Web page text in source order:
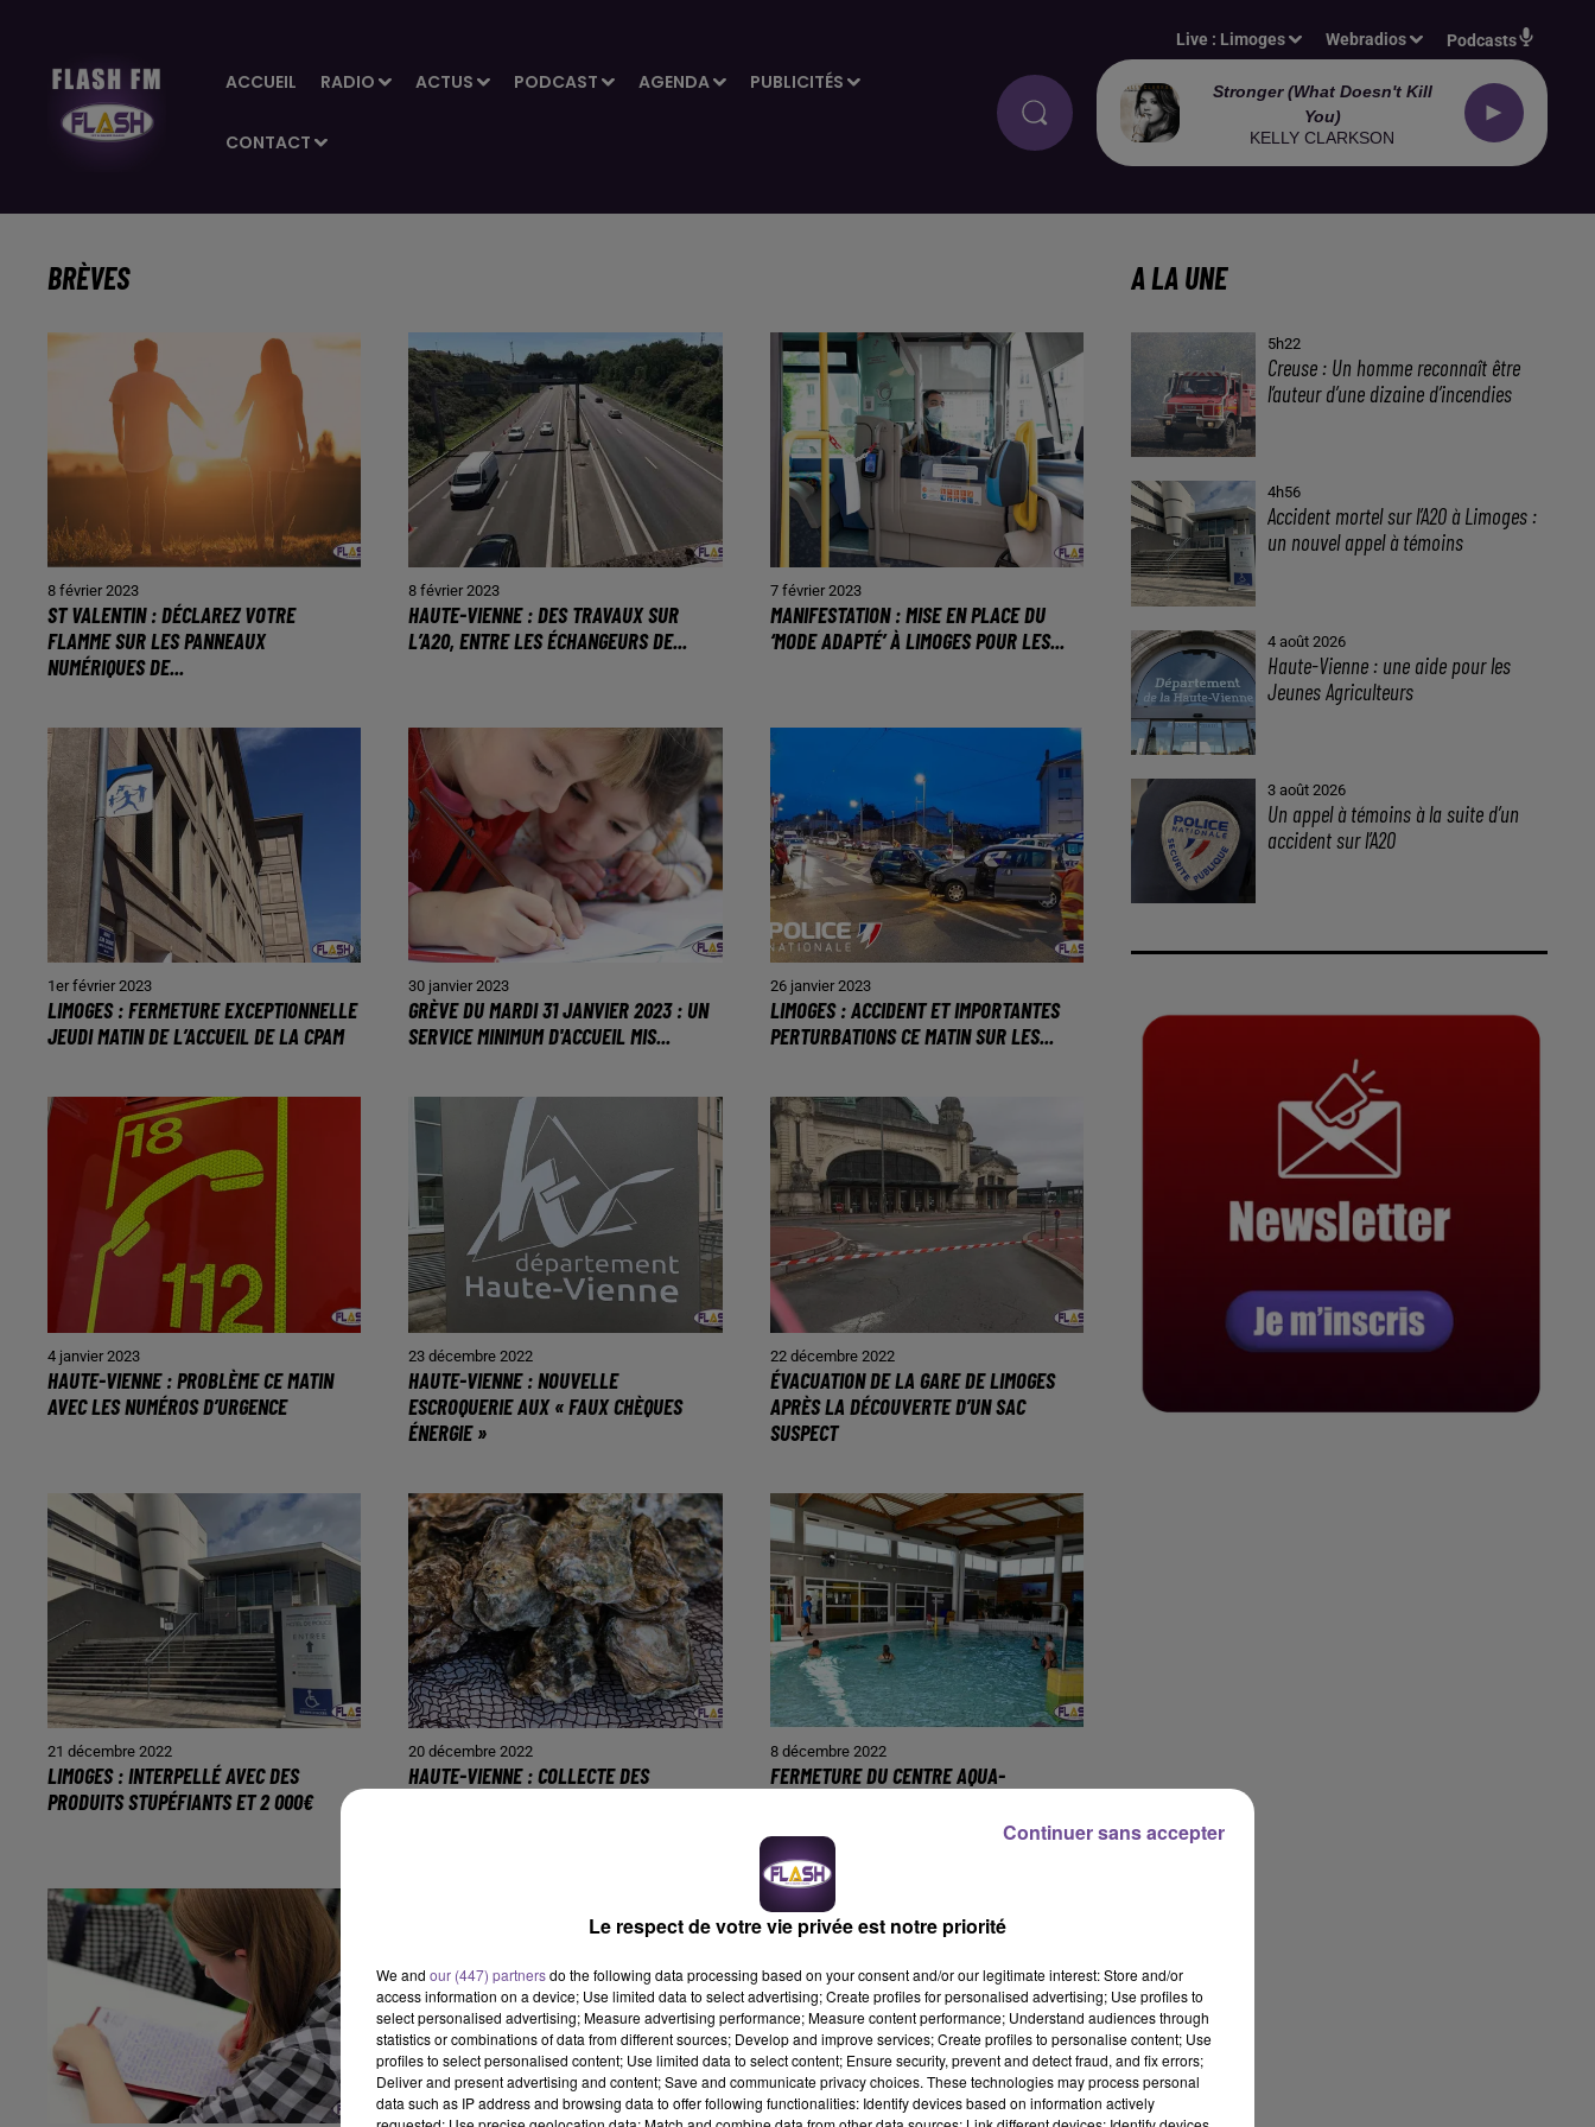
ACCUEIL RADIO ACTUS PODCAST AGENDA PUBLICITÉS
CONTACT
Live : Limoges Webradios Podcasts
Stronger (what Doesn't Kill
You)
KELLY CLARKSON
BRÈVES
8 février 2023
ST VALENTIN : DÉCLAREZ VOTRE
FLAMME SUR LES PANNEAUX
NUMÉRIQUES DE...
8 février 2023
HAUTE-VIENNE : DES TRAVAUX SUR
L’A20, ENTRE LES ÉCHANGEURS DE...
7 février 2023
MANIFESTATION : MISE EN PLACE DU
‘MODE ADAPTÉ’ À LIMOGES POUR LES...
1er février 2023
LIMOGES : FERMETURE EXCEPTIONNELLE
JEUDI MATIN DE L’ACCUEIL DE LA CPAM
30 janvier 2023
GRÈVE DU MARDI 31 JANVIER 2023 : UN
SERVICE MINIMUM D'ACCUEIL MIS...
26 janvier 2023
LIMOGES : ACCIDENT ET IMPORTANTES
PERTURBATIONS CE MATIN SUR LES...
4 janvier 2023
HAUTE-VIENNE : PROBLÈME CE MATIN
AVEC LES NUMÉROS D’URGENCE
23 décembre 2022
HAUTE-VIENNE : NOUVELLE
ESCROQUERIE AUX « FAUX CHÈQUES
ÉNERGIE »
22 décembre 2022
ÉVACUATION DE LA GARE DE LIMOGES
APRÈS LA DÉCOUVERTE D’UN SAC
SUSPECT
21 décembre 2022
LIMOGES : INTERPELLÉ AVEC DES
PRODUITS STUPÉFIANTS ET 2 000€
20 décembre 2022
HAUTE-VIENNE : COLLECTE DES
8 décembre 2022
FERMETURE DU CENTRE AQUA-
A LA UNE
5h22
Creuse : Un homme reconnaît être
l’auteur d’une dizaine d’incendies
4h56
Accident mortel sur l’A20 à Limoges :
un nouvel appel à témoins
4 août 2026
Haute-Vienne : une aide pour les
Jeunes Agriculteurs
3 août 2026
Un appel à témoins à la suite d’un
accident sur l’A20
Le respect de votre vie privée est notre priorité
We and our (447) partnersdo the following data processing based on your consent and/or our legitimate interest: Store and/or
access information on a device; Use limited data to select advertising; Create profiles for personalised advertising; Use profiles to
select personalised advertising; Measure advertising performance; Measure content performance; Understand audiences through
statistics or combinations of data from different sources; Develop and improve services; Create profiles to personalise content; Use
profiles to select personalised content; Use limited data to select content; Ensure security, prevent and detect fraud, and fix errors;
Deliver and present advertising and content; Save and communicate privacy choices. These technologies may process personal
data such as IP address and browsing data to offer following functionalities: Identify devices based on information actively
Continuer sans accepter